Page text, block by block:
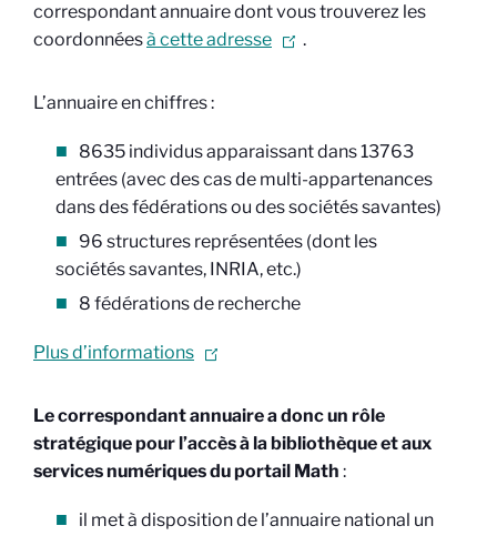
correspondant annuaire dont vous trouverez les
coordonnéesà cette adresse .
L’annuaire en chiffres :
8635 individus apparaissant dans 13763
entrées (avec des cas de multi-appartenances
dans des fédérations ou des sociétés savantes)
96 structures représentées (dont les
sociétés savantes, INRIA, etc.)
8 fédérations de recherche
Plus d’informations
Le correspondant annuaire a donc un rôle
stratégique pour l’accès à la bibliothèque et aux
services numériques du portail Math :
il met à disposition de l’annuaire national un